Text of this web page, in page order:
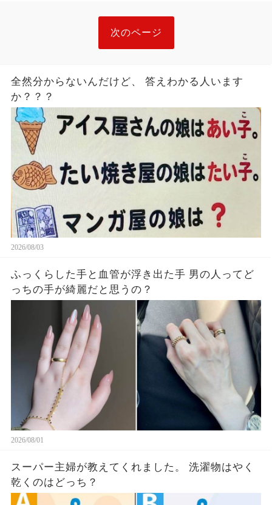
次のページ
全然分からないんだけど、 答えわかる人います
か？？？
2026/08/03
ふっくらした手と血管が浮き出た手 男の人ってど
っちの手が綺麗だと思うの？
2026/08/01
スーパー主婦が教えてくれました。 洗濯物はやく
乾くのはどっち？